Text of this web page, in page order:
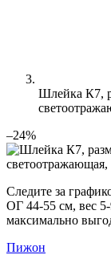
Шлейка К7,
–24%
Следите за
ОГ 44-55 см, вес
максимально
Пижон